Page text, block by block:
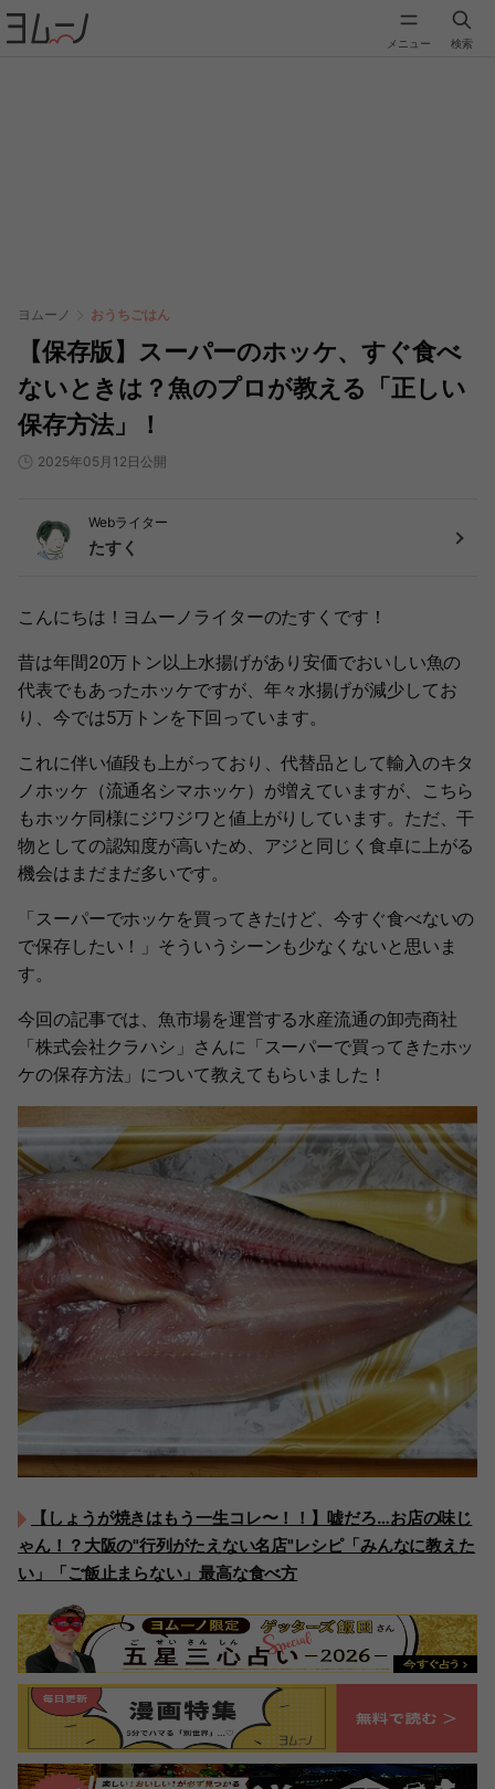
メニュー 検索
ヨムーノ おうちごはん
【保存版】スーパーのホッケ、すぐ食べ
ないときは？魚のプロが教える「正しい
保存方法」！
2025年05月12日公開
Webライター
たすく
こんにちは！ヨムーノライターのたすくです！
昔は年間20万トン以上水揚げがあり安価でおいしい魚の
代表でもあったホッケですが、年々水揚げが減少してお
り、今では5万トンを下回っています。
これに伴い値段も上がっており、代替品として輸入のキタ
ノホッケ（流通名シマホッケ）が増えていますが、こちら
もホッケ同様にジワジワと値上がりしています。ただ、干
物としての認知度が高いため、アジと同じく食卓に上がる
機会はまだまだ多いです。
「スーパーでホッケを買ってきたけど、今すぐ食べないの
で保存したい！」そういうシーンも少なくないと思いま
す。
今回の記事では、魚市場を運営する水産流通の卸売商社
「株式会社クラハシ」さんに「スーパーで買ってきたホッ
ケの保存方法」について教えてもらいました！
【しょうが焼きはもう一生コレ〜！！】嘘だろ…お店の味じ
ゃん！？大阪の"行列がたえない名店"レシピ「みんなに教えた
い」「ご飯止まらない」最高な食べ方